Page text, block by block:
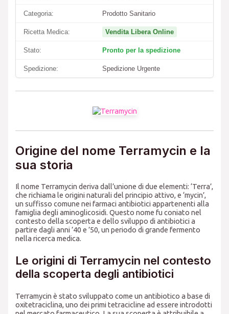
Categoria: Prodotto Sanitario
Ricetta Medica: Vendita Libera Online
Stato: Pronto per la spedizione
Spedizione: Spedizione Urgente
Origine del nome Terramycin e la
sua storia
Il nome Terramycin deriva dall’unione di due elementi: ‘Terra’,
che richiama le origini naturali del principio attivo, e ‘mycin’,
un suffisso comune nei farmaci antibiotici appartenenti alla
famiglia degli aminoglicosidi. Questo nome fu coniato nel
contesto della scoperta e dello sviluppo di antibiotici a
partire dagli anni ’40 e ’50, un periodo di grande fermento
nella ricerca medica.
Le origini di Terramycin nel contesto
della scoperta degli antibiotici
Terramycin è stato sviluppato come un antibiotico a base di
oxitetraciclina, uno dei primi tetracicline ad essere introdotti